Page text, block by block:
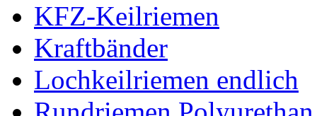
KFZ-Keilriemen
Kraftbänder
Lochkeilriemen endlich